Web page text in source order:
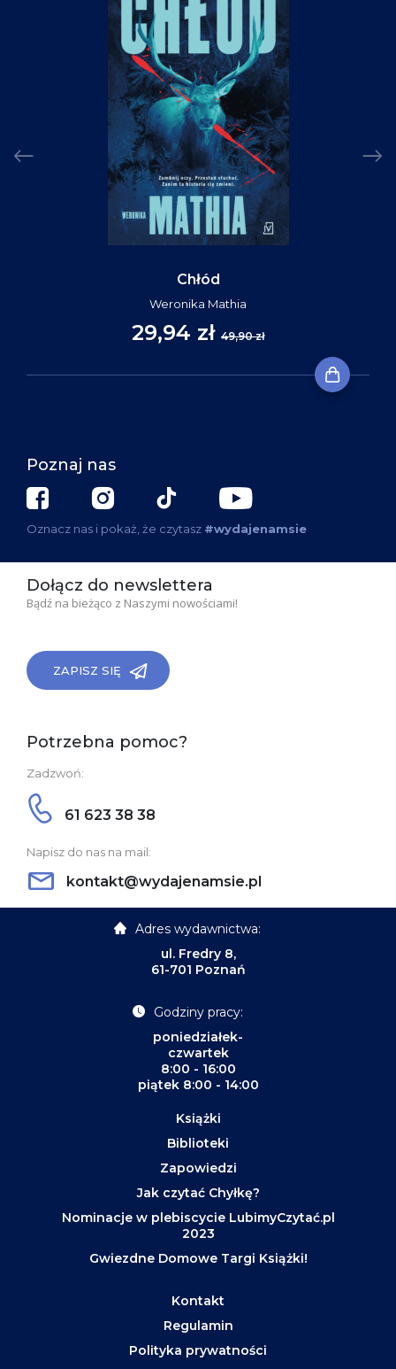
Chłód
Weronika Mathia
29,94 zł 49,90 zł
Poznaj nas
Oznacz nas i pokaż, że czytasz #wydajenamsie
Dołącz do newslettera
Bądź na bieżąco z Naszymi nowościami!
ZAPISZ SIĘ
Potrzebna pomoc?
Zadzwoń:
61 623 38 38
Napisz do nas na mail:
kontakt@wydajenamsie.pl
Adres wydawnictwa:
ul. Fredry 8,
61-701 Poznań
Godziny pracy:
poniedziałek-
czwartek
8:00 - 16:00
piątek 8:00 - 14:00
Książki
Biblioteki
Zapowiedzi
Jak czytać Chyłkę?
Nominacje w plebiscycie LubimyCzytać.pl
2023
Gwiezdne Domowe Targi Książki!
Kontakt
Regulamin
Polityka prywatności